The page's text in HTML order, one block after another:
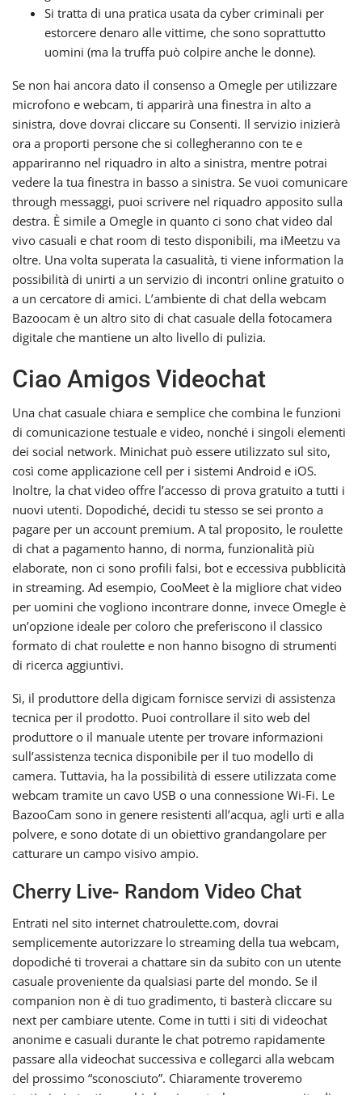
Si tratta di una pratica usata da cyber criminali per
estorcere denaro alle vittime, che sono soprattutto
uomini (ma la truffa può colpire anche le donne).
Se non hai ancora dato il consenso a Omegle per utilizzare
microfono e webcam, ti apparirà una finestra in alto a
sinistra, dove dovrai cliccare su Consenti. Il servizio inizierà
ora a proporti persone che si collegheranno con te e
appariranno nel riquadro in alto a sinistra, mentre potrai
vedere la tua finestra in basso a sinistra. Se vuoi comunicare
through messaggi, puoi scrivere nel riquadro apposito sulla
destra. È simile a Omegle in quanto ci sono chat video dal
vivo casuali e chat room di testo disponibili, ma iMeetzu va
oltre. Una volta superata la casualità, ti viene information la
possibilità di unirti a un servizio di incontri online gratuito o
a un cercatore di amici. L’ambiente di chat della webcam
Bazoocam è un altro sito di chat casuale della fotocamera
digitale che mantiene un alto livello di pulizia.
Ciao Amigos Videochat
Una chat casuale chiara e semplice che combina le funzioni
di comunicazione testuale e video, nonché i singoli elementi
dei social network. Minichat può essere utilizzato sul sito,
così come applicazione cell per i sistemi Android e iOS.
Inoltre, la chat video offre l’accesso di prova gratuito a tutti i
nuovi utenti. Dopodiché, decidi tu stesso se sei pronto a
pagare per un account premium. A tal proposito, le roulette
di chat a pagamento hanno, di norma, funzionalità più
elaborate, non ci sono profili falsi, bot e eccessiva pubblicità
in streaming. Ad esempio, CooMeet è la migliore chat video
per uomini che vogliono incontrare donne, invece Omegle è
un’opzione ideale per coloro che preferiscono il classico
formato di chat roulette e non hanno bisogno di strumenti
di ricerca aggiuntivi.
Sì, il produttore della digicam fornisce servizi di assistenza
tecnica per il prodotto. Puoi controllare il sito web del
produttore o il manuale utente per trovare informazioni
sull’assistenza tecnica disponibile per il tuo modello di
camera. Tuttavia, ha la possibilità di essere utilizzata come
webcam tramite un cavo USB o una connessione Wi-Fi. Le
BazooCam sono in genere resistenti all’acqua, agli urti e alla
polvere, e sono dotate di un obiettivo grandangolare per
catturare un campo visivo ampio.
Cherry Live- Random Video Chat
Entrati nel sito internet chatroulette.com, dovrai
semplicemente autorizzare lo streaming della tua webcam,
dopodiché ti troverai a chattare sin da subito con un utente
casuale proveniente da qualsiasi parte del mondo. Se il
companion non è di tuo gradimento, ti basterà cliccare su
next per cambiare utente. Come in tutti i siti di videochat
anonime e casuali durante le chat potremo rapidamente
passare alla videochat successiva e collegarci alla webcam
del prossimo “sconosciuto”. Chiaramente troveremo